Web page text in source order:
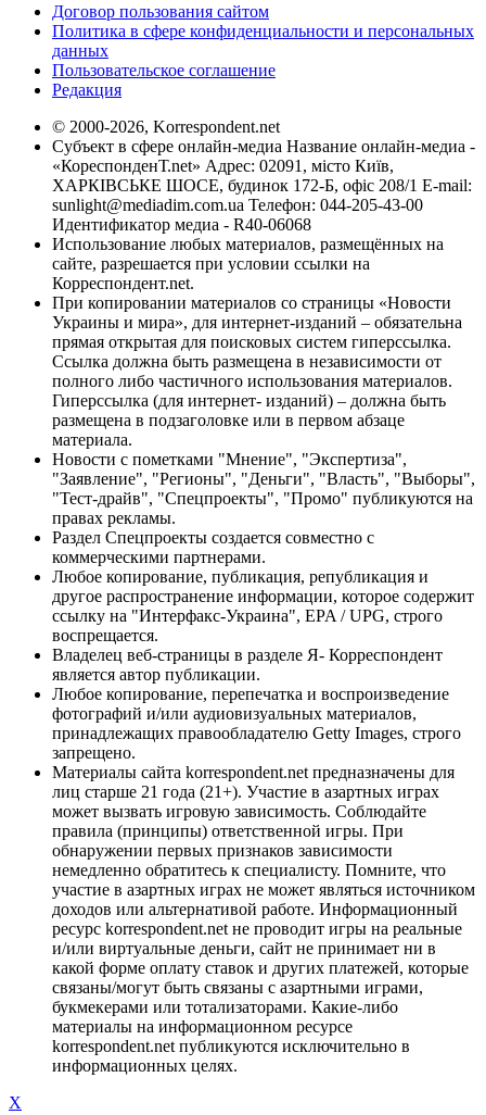
Договор пользования сайтом
Политика в сфере конфиденциальности и персональных
данных
Пользовательское соглашение
Редакция
© 2000-2026, Korrespondent.net
Субъект в сфере онлайн-медиа Название онлайн-медиа -
«КореспонденТ.net» Адрес: 02091, місто Київ,
ХАРКІВСЬКЕ ШОСЕ, будинок 172-Б, офіс 208/1 E-mail:
sunlight@mediadim.com.ua Телефон: 044-205-43-00
Идентификатор медиа - R40-06068
Использование любых материалов, размещённых на
сайте, разрешается при условии ссылки на
Корреспондент.net.
При копировании материалов со страницы «Новости
Украины и мира», для интернет-изданий – обязательна
прямая открытая для поисковых систем гиперссылка.
Ссылка должна быть размещена в независимости от
полного либо частичного использования материалов.
Гиперссылка (для интернет- изданий) – должна быть
размещена в подзаголовке или в первом абзаце
материала.
Новости с пометками "Мнение", "Экспертиза",
"Заявление", "Регионы", "Деньги", "Власть", "Выборы",
"Тест-драйв", "Спецпроекты", "Промо" публикуются на
правах рекламы.
Раздел Спецпроекты создается совместно с
коммерческими партнерами.
Любое копирование, публикация, републикация и
другое распространение информации, которое содержит
ссылку на "Интерфакс-Украина", EPA / UPG, строго
воспрещается.
Владелец веб-страницы в разделе Я- Корреспондент
является автор публикации.
Любое копирование, перепечатка и воспроизведение
фотографий и/или аудиовизуальных материалов,
принадлежащих правообладателю Getty Images, строго
запрещено.
Материалы сайта korrespondent.net предназначены для
лиц старше 21 года (21+). Участие в азартных играх
может вызвать игровую зависимость. Соблюдайте
правила (принципы) ответственной игры. При
обнаружении первых признаков зависимости
немедленно обратитесь к специалисту. Помните, что
участие в азартных играх не может являться источником
доходов или альтернативой работе. Информационный
ресурс korrespondent.net не проводит игры на реальные
и/или виртуальные деньги, сайт не принимает ни в
какой форме оплату ставок и других платежей, которые
связаны/могут быть связаны с азартными играми,
букмекерами или тотализаторами. Какие-либо
материалы на информационном ресурсе
korrespondent.net публикуются исключительно в
информационных целях.
X